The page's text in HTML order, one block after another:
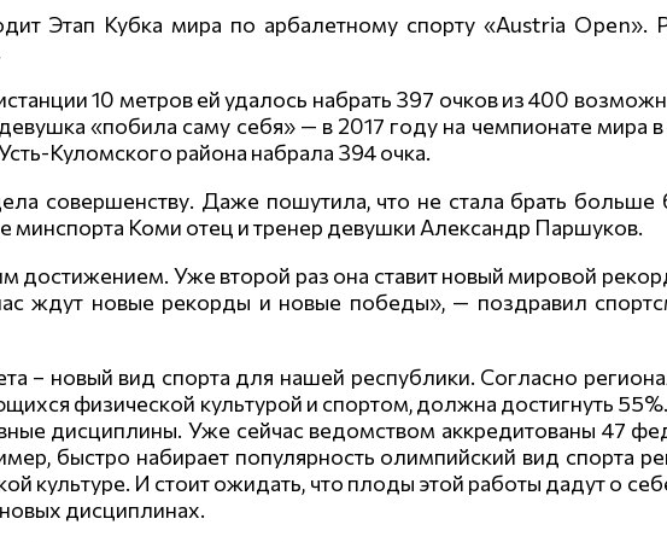
Этап Кубка мира по арбалетному спорту «Austria Open».
10 метров ей удалось набрать 397 очков из 400
«побила саму себя» — в 2017 году на чемпионате мира
Куломского района набрала 394 очка.
совершенству. Даже пошутила, что не стала брать больше
минспорта Коми отец и тренер девушки Александр Паршуков.
достижением. Уже второй раз она ставит новый мировой
ждут новые рекорды и новые победы», — поздравил
– новый вид спорта для нашей республики. Согласно
физической культурой и спортом, должна достигнуть
дисциплины. Уже сейчас ведомством аккредитованы 47
быстро набирает популярность олимпийский вид спорта
культуре. И стоит ожидать, что плоды этой работы дадут о
дисциплинах.